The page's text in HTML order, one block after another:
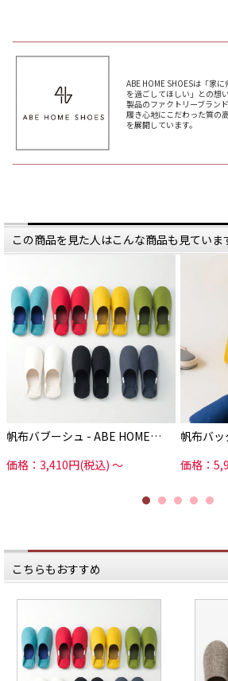
ABE HOME SHOESは「家
を過ごしてほしい」との想
製品のファクトリーブランド
履き心地にこだわった質の
を展開しています。
この商品を見た人はこんな商品も見ていま
帆布バブーシュ - ABE HOME…
価格：3,410円(税込)～
帆布バ
価格：
こちらもおすすめ